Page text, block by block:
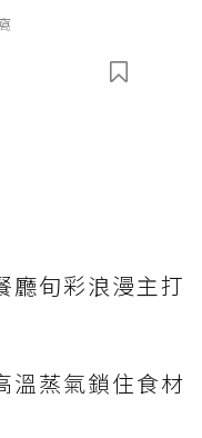
廳旬彩浪漫主打
溫蒸氣鎖住食材